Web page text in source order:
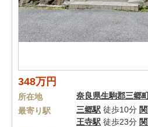
348万円
所在地 奈良県生駒郡三郷
最寄り駅
三郷駅 徒歩10分
王寺駅 徒歩23分